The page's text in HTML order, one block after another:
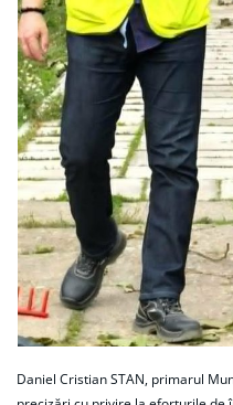
Daniel Cristian STAN, primarul